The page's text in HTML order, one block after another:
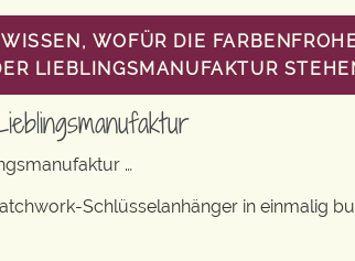
WOFÜR DIE
LIEBLINGSMANUFAKTUR
…
Schlüsselanhänger in einmalig